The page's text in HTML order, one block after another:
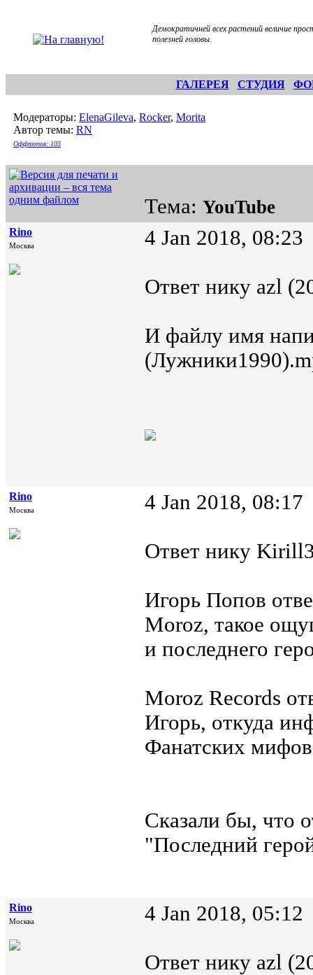
Демократичней всех растений величие
полезней головы.
ГАЛЕРЕЯ СТУДИЯ
Модераторы: ElenaGileva, Rocker, Morita
Автор темы: RN
Оффтопов: 103
Тема: YouTube
Rino
Москва 4 Jan 2018, 08:23
Ответ нику azl
И файлу имя
Rino
Москва 4 Jan 2018, 08:17
Ответ нику
Игорь Попов
Moroz, такое
и последнего
Moroz Records
Игорь, откуда
Фанатских
Сказали бы, что
"Последний
Rino
Москва 4 Jan 2018, 05:12
Ответ нику azl